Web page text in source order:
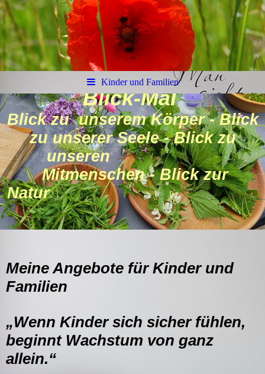
Kinder und Familien
Blick-Mal
Blick zu unserem Körper - Blick
zu unserer Seele - Blick zu
unseren
Mitmenschen - Blick zur
Natur
Meine Angebote für Kinder und
Familien
„Wenn Kinder sich sicher fühlen,
beginnt Wachstum von ganz
allein.“